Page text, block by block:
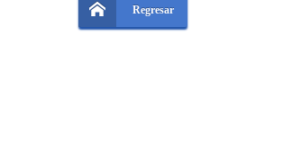
Regresar